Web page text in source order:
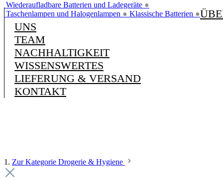
Wiederaufladbare Batterien und Ladegeräte ●
Taschenlampen und Halogenlampen ● Klassische Batterien ●
UNS
TEAM
NACHHALTIGKEIT
WISSENSWERTES
LIEFERUNG & VERSAND
KONTAKT
1. Zur Kategorie Drogerie & Hygiene